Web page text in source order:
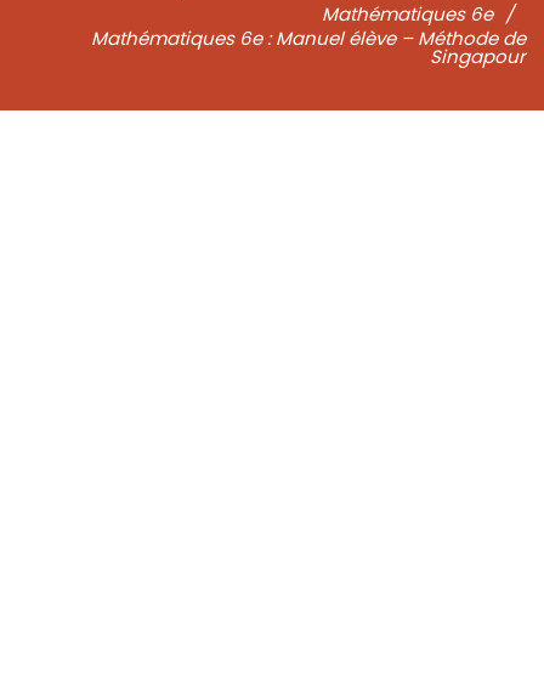
Mathématiques 6e /
Mathématiques 6e : Manuel élève – Méthode de
Singapour